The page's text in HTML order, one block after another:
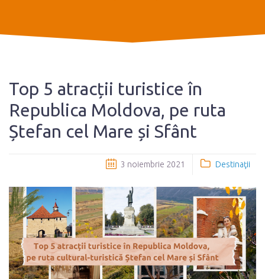
Top 5 atracții turistice în
Republica Moldova, pe ruta
Ștefan cel Mare și Sfânt
3 noiembrie 2021 Destinaţii